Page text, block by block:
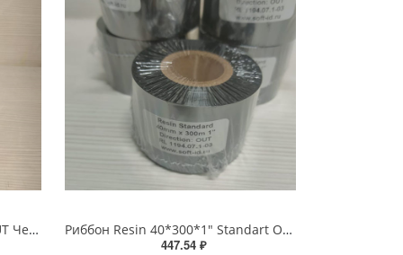
Риббон WAX-RESIN 110*450 OUT Черный
Риббон Resin 40*300*1" Standart OUT Черный
447.54 ₽